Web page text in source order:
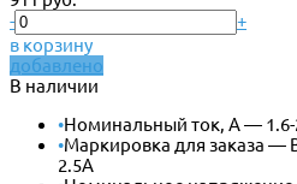
-
+
в корзину
добавлено
В наличии
•Номинальный ток, А —
•Маркировка для заказа —
2.5А